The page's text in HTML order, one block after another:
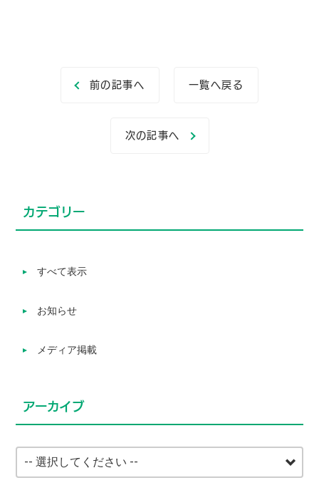
前の記事へ 一覧へ戻る
次の記事へ
カテゴリー
すべて表示
お知らせ
メディア掲載
アーカイブ